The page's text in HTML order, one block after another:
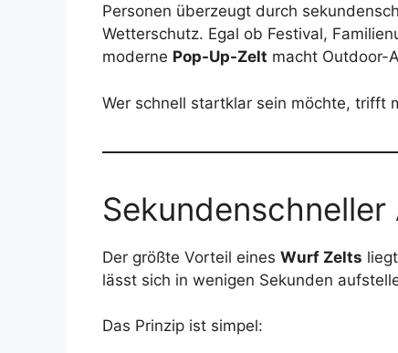
Personen überzeugt durch
Wetterschutz. Egal ob Festival,
moderne Pop-Up-Zelt macht Outdoor-
Wer schnell startklar sein möchte, trifft
Der größte Vorteil eines Wurf Zelts
lässt sich in wenigen Sekunden
Das Prinzip ist simpel: